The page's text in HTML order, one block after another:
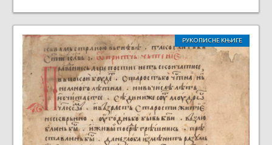
РУКОПИСНЕ КЊИГЕ